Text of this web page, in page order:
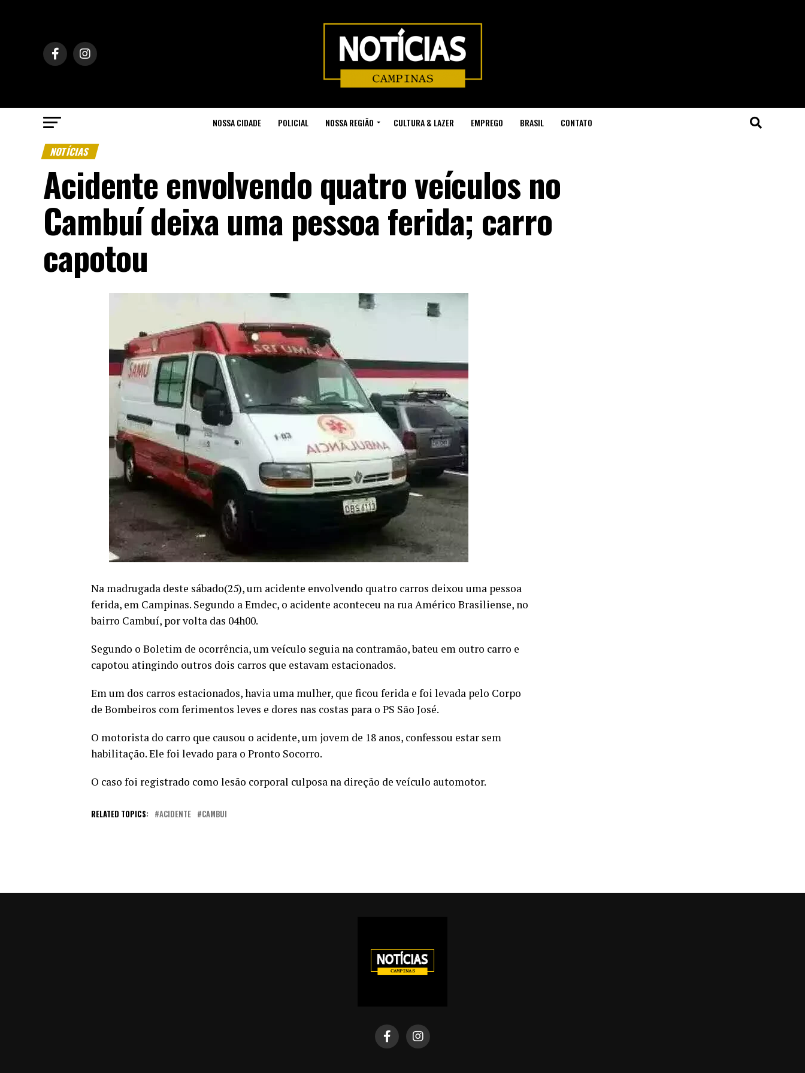
NOSSA CIDADE POLICIAL NOSSA REGIÃO CULTURA & LAZER EMPREGO BRASIL CONTATO
NOTÍCIAS
Acidente envolvendo quatro veículos no
Cambuí deixa uma pessoa ferida; carro
capotou
Na madrugada deste sábado(25), um acidente envolvendo quatro carros deixou uma pessoa
ferida, em Campinas. Segundo a Emdec, o acidente aconteceu na rua Américo Brasiliense, no
bairro Cambuí, por volta das 04h00.
Segundo o Boletim de ocorrência, um veículo seguia na contramão, bateu em outro carro e
capotou atingindo outros dois carros que estavam estacionados.
Em um dos carros estacionados, havia uma mulher, que ficou ferida e foi levada pelo Corpo
de Bombeiros com ferimentos leves e dores nas costas para o PS São José.
O motorista do carro que causou o acidente, um jovem de 18 anos, confessou estar sem
habilitação. Ele foi levado para o Pronto Socorro.
O caso foi registrado como lesão corporal culposa na direção de veículo automotor.
RELATED TOPICS: ACIDENTE CAMBUI